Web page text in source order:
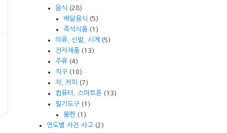
음식 (28)
배달음식 (5)
즉석식품(1)
의류, 신발, 시계
(5)
전자제품(13)
주류(4)
직구(10)
차, 커피
(7)
컴퓨터, 스마트폰(13)
필기도구(1)
볼펜 (1)
연도별 사건 사고 (2)